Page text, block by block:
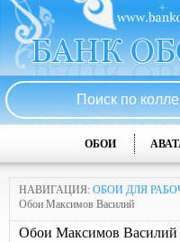
ОБОИ
НАВИГАЦИЯ: ОБОИ ДЛЯ
Обои Максимов Василий
Обои Максимов Василий